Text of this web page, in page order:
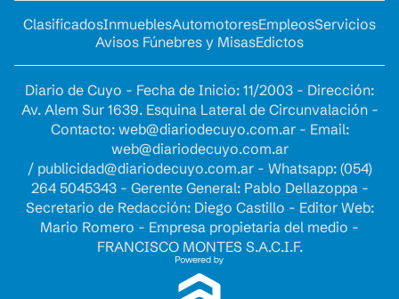
ClasificadosInmueblesAutomotoresEmpleosServicios
Avisos Fúnebres y MisasEdictos
Diario de Cuyo - Fecha de Inicio: 11/2003 - Dirección:
Av. Alem Sur 1639. Esquina Lateral de Circunvalación -
Contacto: web@diariodecuyo.com.ar- Email:
web@diariodecuyo.com.ar
/ publicidad@diariodecuyo.com.ar- Whatsapp: (054)
264 5045343 - Gerente General: Pablo Dellazoppa -
Secretario de Redacción: Diego Castillo - Editor Web:
Mario Romero - Empresa propietaria del medio -
FRANCISCO MONTES S.A.C.I.F.